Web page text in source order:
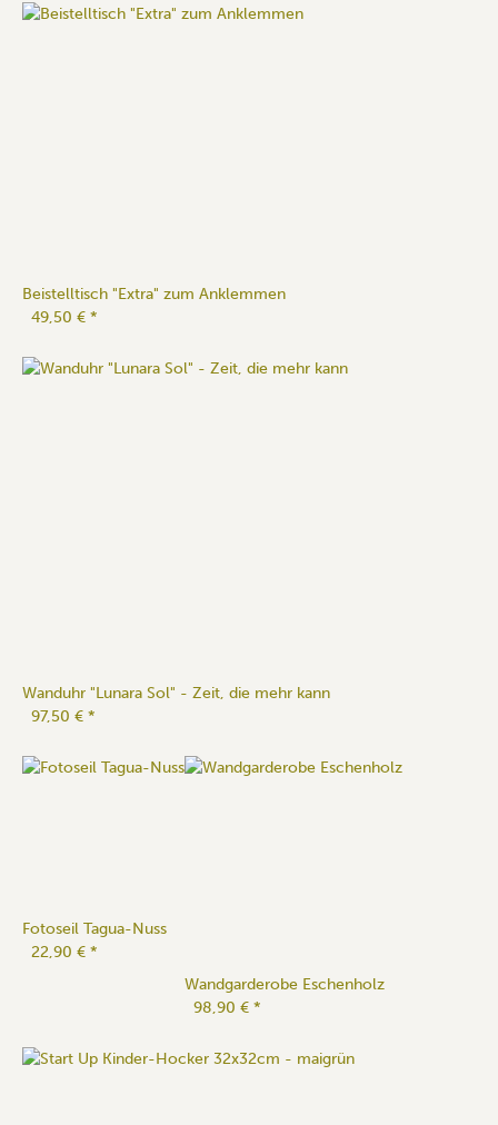
Beistelltisch "Extra" zum Anklemmen
49,50 € *
Wanduhr "Lunara Sol" - Zeit, die mehr kann
97,50 € *
Fotoseil Tagua-Nuss
22,90 € *
Wandgarderobe Eschenholz
98,90 € *